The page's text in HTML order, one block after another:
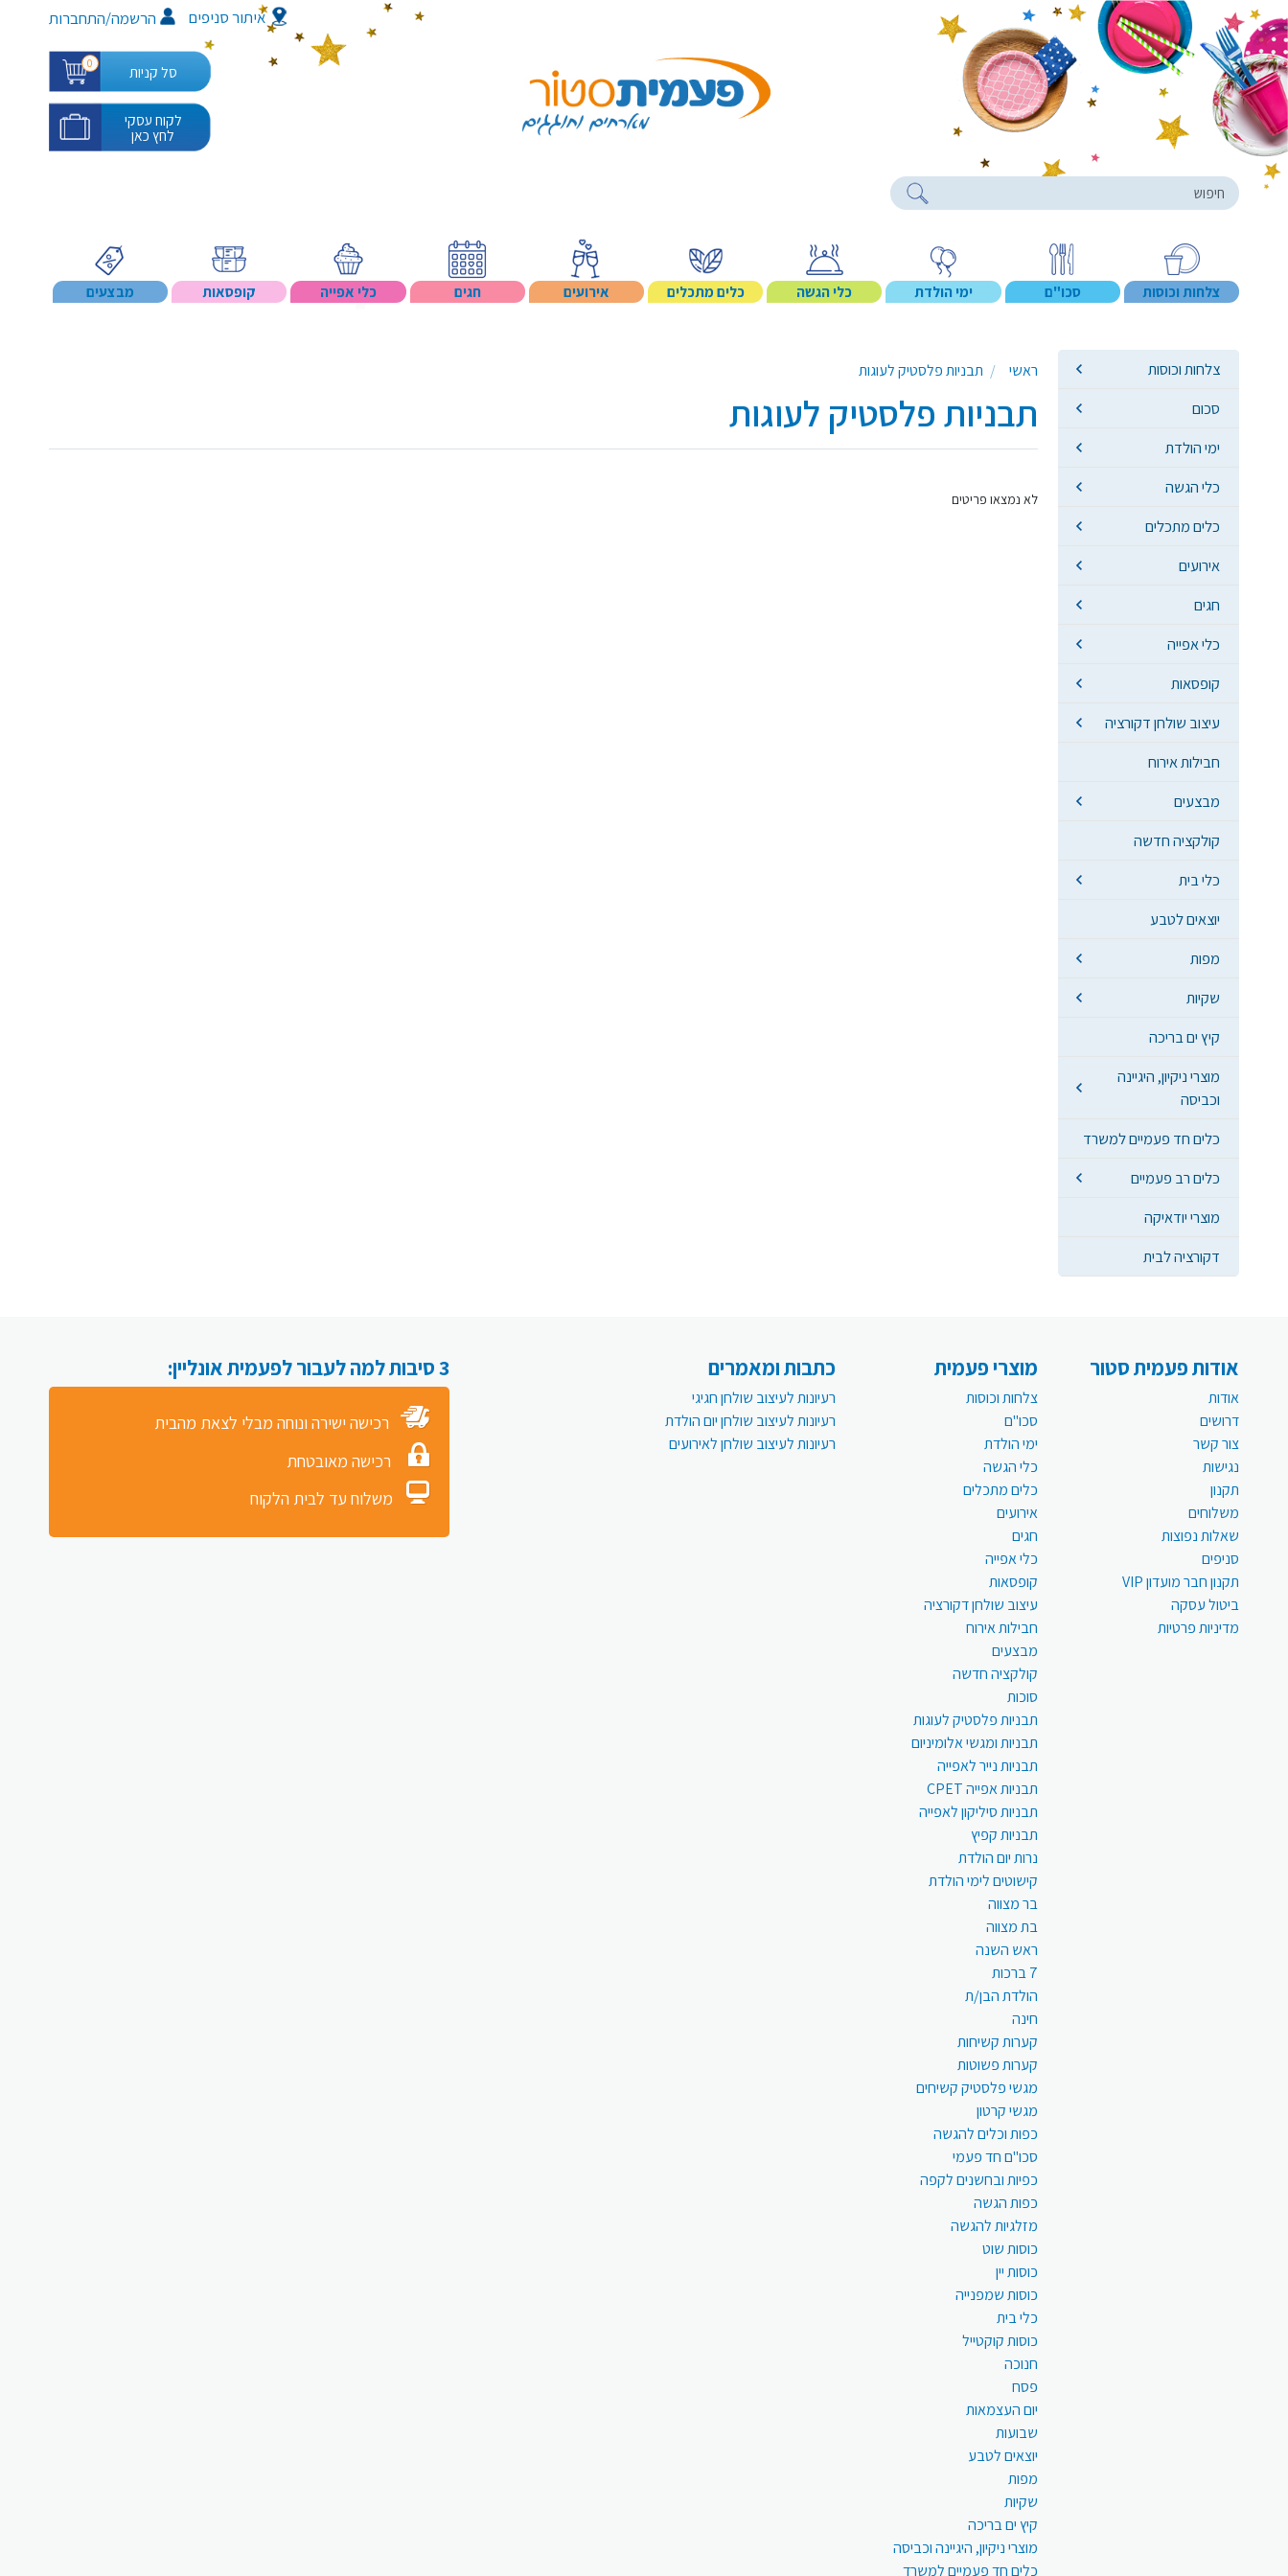
איתור סניפים הרשמה/התחברות
סל קניות 0
לקוח עסקי
לחץ כאן
Search products
צלחות וכוסות סכו"ם ימי הולדת כלי הגשה כלים מתכלים אירועים חגים כלי אפייה קופסאות מבצעים
צלחות וכוסות
סכום
ימי הולדת
כלי הגשה
כלים מתכלים
אירועים
חגים
כלי אפייה
קופסאות
עיצוב שולחן דקורציה
חבילות אירוח
מבצעים
קולקציה חדשה
כלי בית
יוצאים לטבע
מפות
שקיות
קיץ ים בריכה
מוצרי ניקיון, היגיינה
וכביסה
כלים חד פעמיים למשרד
כלים רב פעמיים
מוצרי יודאיקה
דקורציה לבית
ראשי תבניות פלסטיק לעוגות
תבניות פלסטיק לעוגות
לא נמצאו פריטים
אודות פעמית סטור
אודות
דרושים
צור קשר
נגישות
תקנון
משלוחים
שאלות נפוצות
סניפים
תקנון חבר מועדון VIP
ביטול עסקה
מדיניות פרטיות
מוצרי פעמית
צלחות וכוסות
סכו"ם
ימי הולדת
כלי הגשה
כלים מתכלים
אירועים
חגים
כלי אפייה
קופסאות
עיצוב שולחן דקורציה
חבילות אירוח
מבצעים
קולקציה חדשה
סוכות
תבניות פלסטיק לעוגות
תבניות ומגשי אלומיניום
תבניות נייר לאפייה
תבניות אפייה CPET
תבניות סיליקון לאפייה
תבניות קפיץ
נרות יום הולדת
קישוטים לימי הולדת
בר מצווה
בת מצווה
ראש השנה
7 ברכות
הולדת הבן/ת
חינה
קערות קשיחות
קערות פשוטות
מגשי פלסטיק קשיחים
מגשי קרטון
כפות וכלים להגשה
סכו"ם חד פעמי
כפיות ובחשנים לקפה
כפות הגשה
מזלגיות להגשה
כוסות שוט
כוסות יין
כוסות שמפנייה
כלי בית
כוסות קוקטייל
חנוכה
פסח
יום העצמאות
שבועות
יוצאים לטבע
מפות
שקיות
קיץ ים בריכה
מוצרי ניקיון, היגיינה וכביסה
כלים חד פעמיים למשרד
כתבות ומאמרים
רעיונות לעיצוב שולחן חגיגי
רעיונות לעיצוב שולחן יום הולדת
רעיונות לעיצוב שולחן לאירועים
3 סיבות למה לעבור לפעמית אונליין:
רכישה ישירה ונוחה מבלי לצאת מהבית
רכישה מאובטחת
משלוח עד לבית הלקוח